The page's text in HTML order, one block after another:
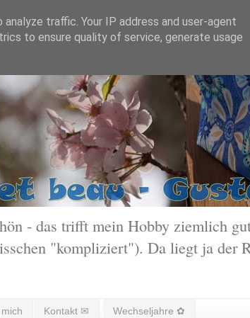
- das trifft mein Hobby ziemlich
"kompliziert"). Da liegt ja der
Kontakt ✉ Wechseljahre ✿
traffic. Your IP address and user-agent
to ensure quality of service, generate usage